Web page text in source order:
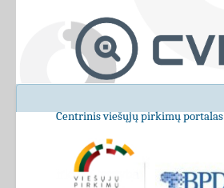
Centrinis viešųjų pirkimų portalas